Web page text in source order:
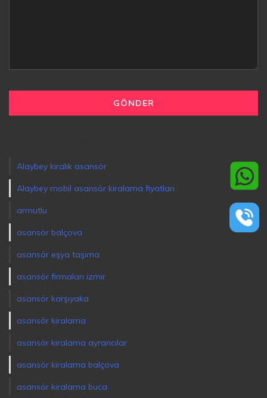
Alaybey kiralık asansör
Alaybey mobil asansör kiralama fiyatları
armutlu
asansör balçova
asansör eşya taşıma
asansör firmaları izmir
asansör karşıyaka
asansör kiralama
asansör kiralama ayrancılar
asansör kiralama balçova
asansör kiralama buca